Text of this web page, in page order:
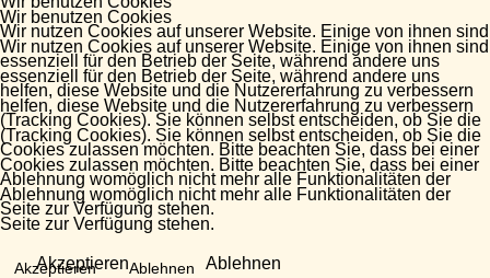
Wir benutzen Cookies
Wir nutzen Cookies auf unserer Website. Einige von ihnen sind
essenziell für den Betrieb der Seite, während andere uns
helfen, diese Website und die Nutzererfahrung zu verbessern
(Tracking Cookies). Sie können selbst entscheiden, ob Sie die
Cookies zulassen möchten. Bitte beachten Sie, dass bei einer
Ablehnung womöglich nicht mehr alle Funktionalitäten der
Seite zur Verfügung stehen.
Akzeptieren Ablehnen
Wir nutzen Cookies auf unserer Website. Einige von ihnen sind
essenziell für den Betrieb der Seite, während andere uns
helfen, diese Website und die Nutzererfahrung zu verbessern
(Tracking Cookies). Sie können selbst entscheiden, ob Sie die
Cookies zulassen möchten. Bitte beachten Sie, dass bei einer
Ablehnung womöglich nicht mehr alle Funktionalitäten der
Seite zur Verfügung stehen.
Akzeptieren Ablehnen